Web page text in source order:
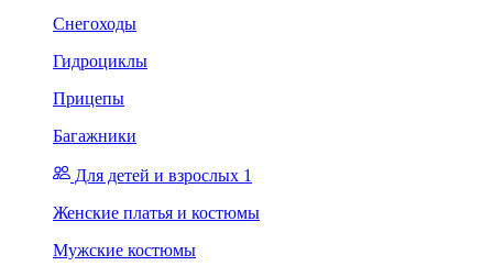
Снегоходы
Гидроциклы
Прицепы
Багажники
Для детей и взрослых 1
Женские платья и костюмы
Мужские костюмы